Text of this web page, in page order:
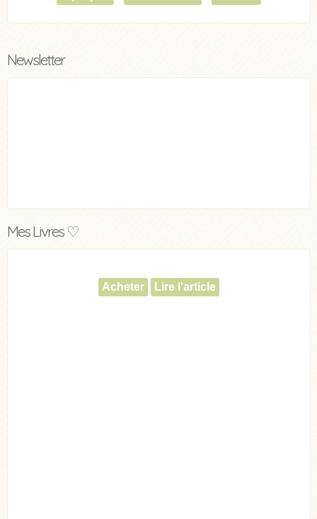
Newsletter
Mes Livres ♡
Acheter Lire l'article